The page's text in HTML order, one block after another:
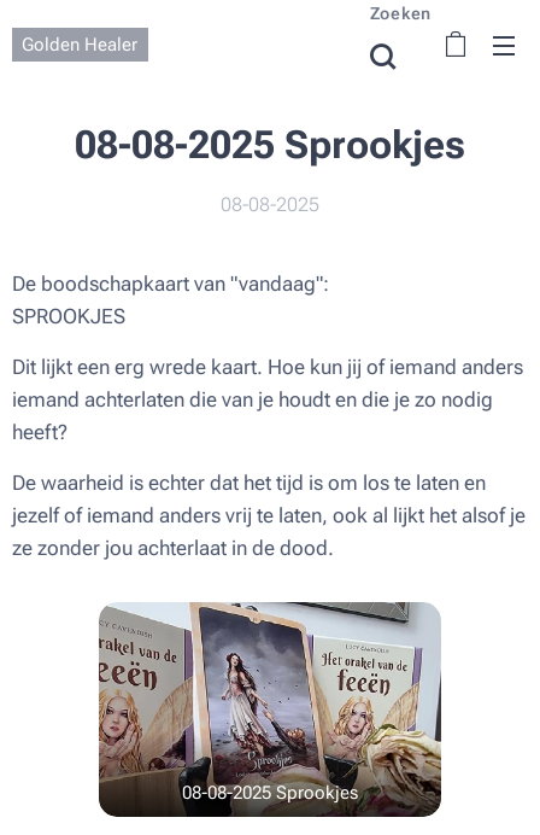
Golden Healer
Zoeken
08-08-2025 Sprookjes
08-08-2025
De boodschapkaart van "vandaag":
SPROOKJES
Dit lijkt een erg wrede kaart. Hoe kun jij of iemand anders
iemand achterlaten die van je houdt en die je zo nodig
heeft?
De waarheid is echter dat het tijd is om los te laten en
jezelf of iemand anders vrij te laten, ook al lijkt het alsof je
ze zonder jou achterlaat in de dood.
08-08-2025 Sprookjes